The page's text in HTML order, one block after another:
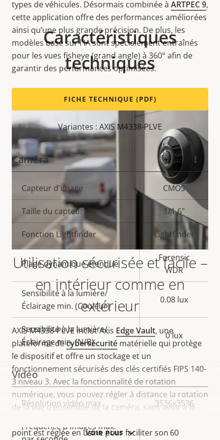
types de véhicules. Désormais combinée à ARTPEC 9,
cette application offre des performances améliorées
ainsi qu’une plus grande précision. De plus, les
modèles basé sur l'IA sont spécialement entraînés
pour les vues fisheye (grand angle) à 360° afin de
garantir des performances optimisées.
Utilisation sécurisée et facile –
en intérieur comme en
extérieur
AXIS M4338-PLVE inclut Axis Edge Vault, une
plateforme decybersécurité matérielle qui protège
le dispositif et offre un stockage et un
fonctionnement sécurisés des clés certifiés FIPS 140-
3 niveau 3. Avec la fonctionnalité de rotation
numérique, vous pouvez régler à distance la rotation
de la vue d’ensemble de la caméra, sans avoir à le
point est réglée en usine pour faciliter son
VOIR PLUS
Caractéristiques
techniques
FICHE TECHNIQUE (PDF)
Variantes : AXIS M4338-PLVE
Caméra
Description
de la
propriété
Valeur de
la
propriété
Capteur d'image CMOS
Taille du capteur d'image 1/1.6"
Fonction Lightfinder Lightfinder
Plage dynamique étendue
Forensic
WDR
Sensibilité à la lumière/
Éclairage min. (Couleur)
0.08 lux
Sensibilité à la lumière/
Éclairage min. (N/B)
0 lux
Vidéo
Description
propriété
Valeur de
propriété
Résolution vidéo max. 3536x3536
Fréquence d'images max.
60